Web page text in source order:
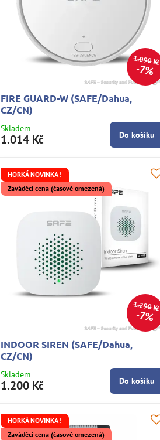
1.090 Kč
7%
FIRE GUARD-W (SAFE/Dahua,
CZ/CN)
Skladem
1.014 Kč Do košíku
1.290 Kč
7%
HORKÁ NOVINKA !
Zaváděcí cena (časově omezená)
INDOOR SIREN (SAFE/Dahua,
CZ/CN)
Skladem
1.200 Kč Do košíku
HORKÁ NOVINKA !
Zaváděcí cena (časově omezená)